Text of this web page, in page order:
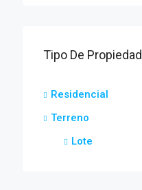
Tipo De Propiedad
Residencial
Terreno
Lote